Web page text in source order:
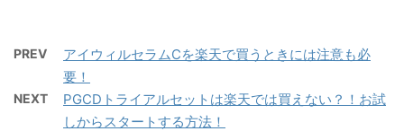
PREV
アイウィルセラムCを楽天で買うときには注意も必
要！
NEXT
PGCDトライアルセットは楽天では買えない？！お試
しからスタートする方法！